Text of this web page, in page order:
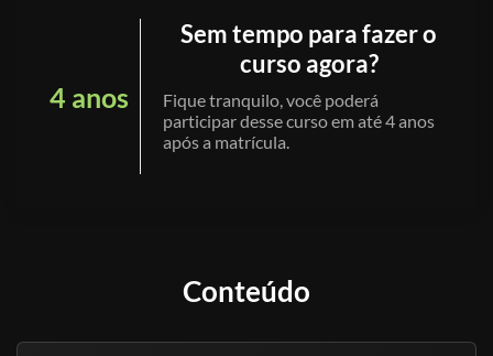
4 anos
Sem tempo para fazer o
curso agora?
Fique tranquilo, você poderá
participar desse curso em até 4 anos
após a matrícula.
Conteúdo